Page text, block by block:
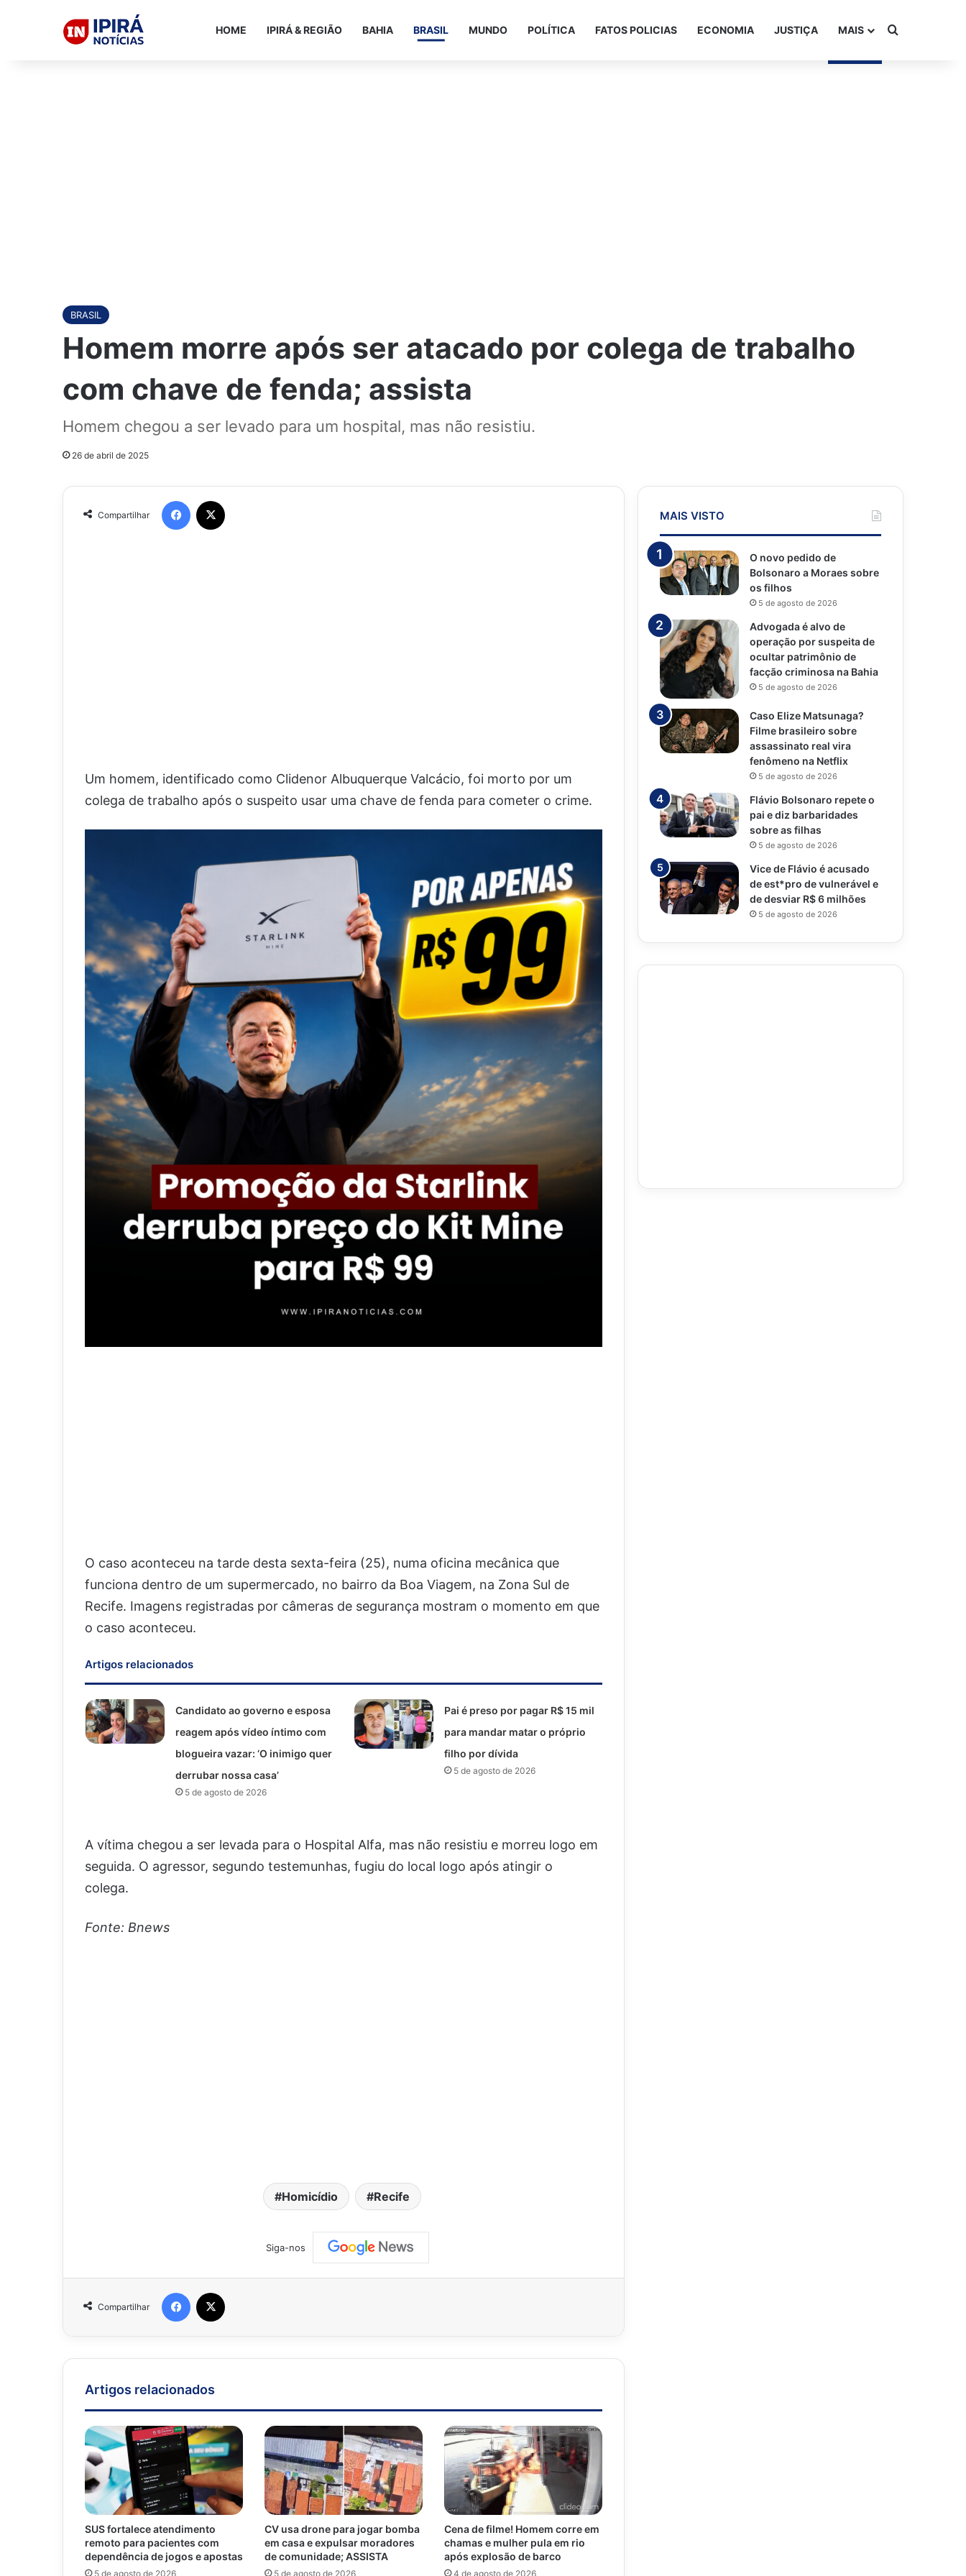
HOME IPIRÁ & REGIÃO BAHIA BRASIL MUNDO POLÍTICA FATOS POLICIAS ECONOMIA JUSTIÇA MAIS Procurar por
BRASIL
Homem morre após ser atacado por colega de trabalho
com chave de fenda; assista
Homem chegou a ser levado para um hospital, mas não resistiu.
26 de abril de 2025
Compartilhar
Facebook
Um homem, identificado como Clidenor Albuquerque Valcácio, foi morto por um
colega de trabalho após o suspeito usar uma chave de fenda para cometer o crime.
O caso aconteceu na tarde desta sexta-feira (25), numa oficina mecânica que
funciona dentro de um supermercado, no bairro da Boa Viagem, na Zona Sul de
Recife. Imagens registradas por câmeras de segurança mostram o momento em que
o caso aconteceu.
Artigos relacionados
Candidato ao governo e esposa
reagem após vídeo íntimo com
blogueira vazar: ‘O inimigo quer
derrubar nossa casa’
5 de agosto de 2026
Pai é preso por pagar R$ 15 mil
para mandar matar o próprio
filho por dívida
5 de agosto de 2026
A vítima chegou a ser levada para o Hospital Alfa, mas não resistiu e morreu logo em
seguida. O agressor, segundo testemunhas, fugiu do local logo após atingir o
colega.
Fonte: Bnews
Homicídio Recife
Siga-nos
Compartilhar
Facebook
Artigos relacionados
SUS fortalece atendimento
remoto para pacientes com
dependência de jogos e apostas
5 de agosto de 2026
CV usa drone para jogar bomba
em casa e expulsar moradores
de comunidade; ASSISTA
5 de agosto de 2026
Cena de filme! Homem corre em
chamas e mulher pula em rio
após explosão de barco
4 de agosto de 2026
MAIS VISTO
O novo pedido de
Bolsonaro a Moraes sobre
os filhos
5 de agosto de 2026
Advogada é alvo de
operação por suspeita de
ocultar patrimônio de
facção criminosa na Bahia
5 de agosto de 2026
Caso Elize Matsunaga?
Filme brasileiro sobre
assassinato real vira
fenômeno na Netflix
5 de agosto de 2026
Flávio Bolsonaro repete o
pai e diz barbaridades
sobre as filhas
5 de agosto de 2026
Vice de Flávio é acusado
de est*pro de vulnerável e
de desviar R$ 6 milhões
5 de agosto de 2026